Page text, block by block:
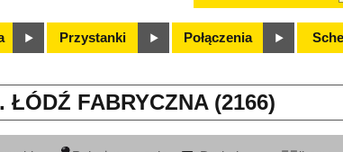
Przystanki Połączenia
ŁÓDŹ FABRYCZNA (2166)